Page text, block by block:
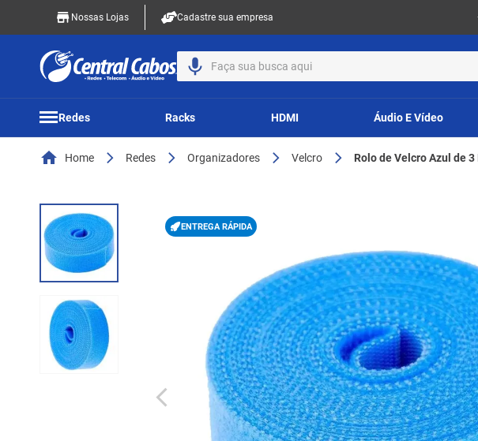
Nossas Lojas Cadastre sua empresa
Faça sua busca aqui
Redes Racks HDMI Áudio E Vídeo
Home Redes Organizadores Velcro Rolo de Velcro Azul de
ENTREGA RÁPIDA